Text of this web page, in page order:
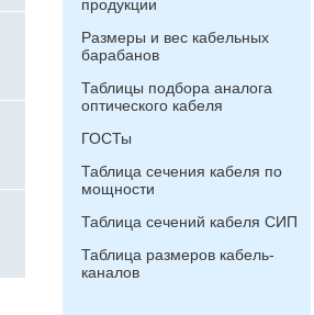
продукции
Размеры и вес кабельных
барабанов
Таблицы подбора аналога
оптического кабеля
ГОСТы
Таблица сечения кабеля по
мощности
Таблица сечений кабеля СИП
Таблица размеров кабель-
каналов